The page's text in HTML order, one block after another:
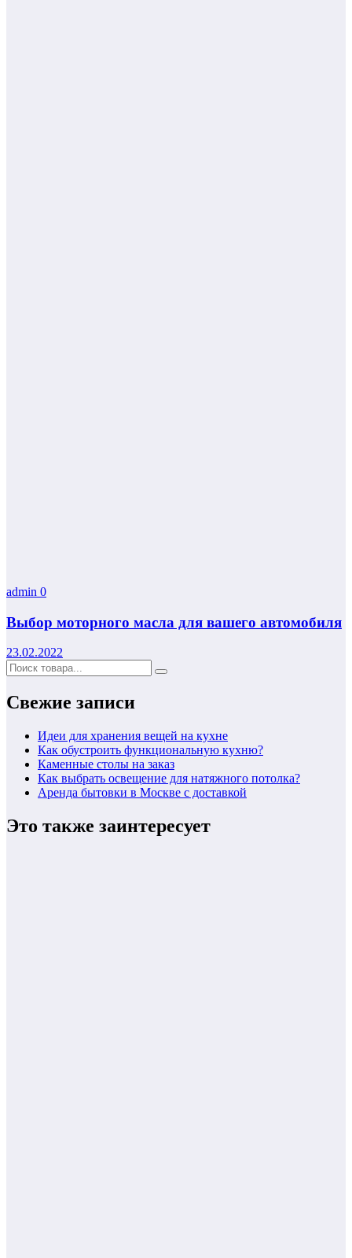
admin 0
Выбор моторного масла для вашего автомобиля
23.02.2022
Свежие записи
Идеи для хранения вещей на кухне
Как обустроить функциональную кухню?
Каменные столы на заказ
Как выбрать освещение для натяжного потолка?
Аренда бытовки в Москве с доставкой
Это также заинтересует